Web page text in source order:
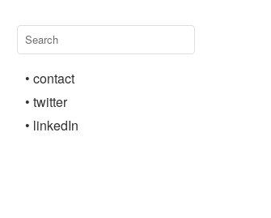
• contact
• twitter
• linkedIn